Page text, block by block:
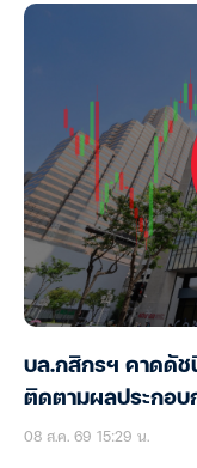
บล.กสิกรฯ คาดดัช
ติดตามผลประกอบ
08 ส.ค. 69 15:29 น.